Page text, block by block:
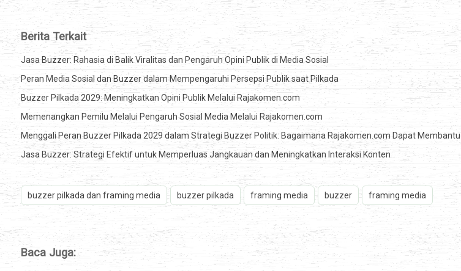
Berita Terkait
Jasa Buzzer: Rahasia di Balik Viralitas dan Pengaruh Opini Publik di Media Sosial
Peran Media Sosial dan Buzzer dalam Mempengaruhi Persepsi Publik saat Pilkada
Buzzer Pilkada 2029: Meningkatkan Opini Publik Melalui Rajakomen.com
Memenangkan Pemilu Melalui Pengaruh Sosial Media Melalui Rajakomen.com
Menggali Peran Buzzer Pilkada 2029 dalam Strategi Buzzer Politik: Bagaimana Rajakomen.com Dapat Membantu
Jasa Buzzer: Strategi Efektif untuk Memperluas Jangkauan dan Meningkatkan Interaksi Konten
buzzer pilkada dan framing media buzzer pilkada framing media buzzer framing media
Baca Juga: